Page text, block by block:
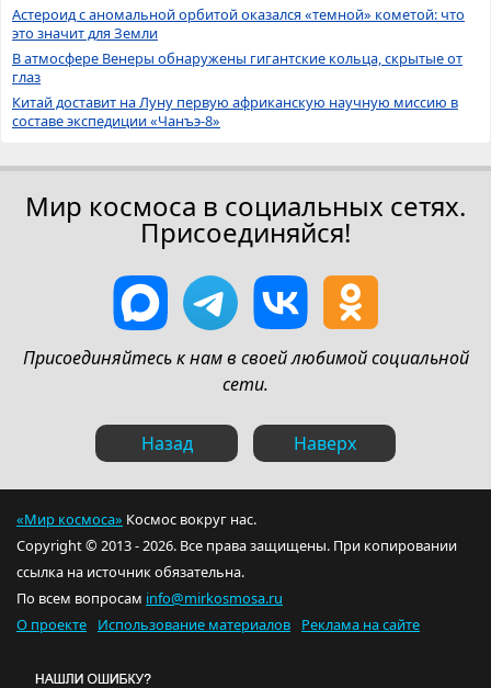
Астероид с аномальной орбитой оказался «темной» кометой: что
это значит для Земли
В атмосфере Венеры обнаружены гигантские кольца, скрытые от
глаз
Китай доставит на Луну первую африканскую научную миссию в
составе экспедиции «Чанъэ-8»
Мир космоса в социальных сетях.
Присоединяйся!
Присоединяйтесь к нам в своей любимой социальной
сети.
Назад Наверх
«Мир космоса» Космос вокруг нас.
Copyright © 2013 - 2026. Все права защищены. При копировании
ссылка на источник обязательна.
По всем вопросам info@mirkosmosa.ru
О проекте
Использование материалов Реклама на сайте